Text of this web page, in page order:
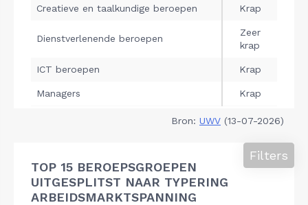
Bron: UWV (13-07-2026)
TOP 15 BEROEPSGROEPEN
UITGESPLITST NAAR TYPERING
ARBEIDSMARKTSPANNING
Filters